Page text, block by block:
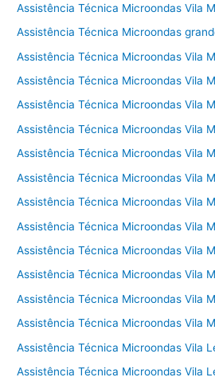
Assistência Técnica Microondas Vila
Assistência Técnica Microondas
Assistência Técnica Microondas Vila
Assistência Técnica Microondas Vila
Assistência Técnica Microondas Vila
Assistência Técnica Microondas Vila
Assistência Técnica Microondas Vila
Assistência Técnica Microondas Vila
Assistência Técnica Microondas Vila
Assistência Técnica Microondas Vila
Assistência Técnica Microondas Vila
Assistência Técnica Microondas Vila
Assistência Técnica Microondas Vila
Assistência Técnica Microondas Vila
Assistência Técnica Microondas Vila
Assistência Técnica Microondas Vila